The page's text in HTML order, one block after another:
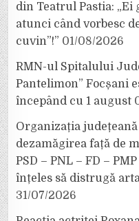
din Teatrul Pastia:
atunci când vorbesc
cuvin”!” 01/08/2026
RMN-ul Spitalului
Pantelimon” Focșani
începând cu 1 august
Organizația
dezamăgirea față de
PSD – PNL – FD –
înțeles să distrugă
31/07/2026